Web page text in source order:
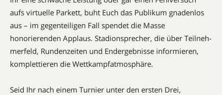
aufs virtuelle Parkett, buht Euch das Publi­kum gnadenlos
aus – im gegenteiligen Fall spendet die Masse
honorierenden App­laus. Stadionsprecher, die über Teil­neh­
mer­­feld, Rundenzeiten und Ender­geb­nisse informieren,
komplettieren die Wettkampfatmosphäre.
Seid Ihr nach einem Turnier unter den ersten Drei,